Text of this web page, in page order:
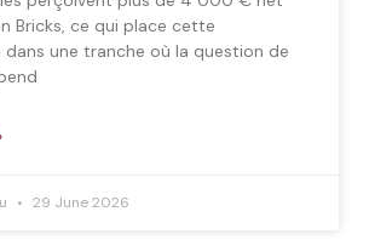
Bricks, ce qui place cette
une tranche où la question de
29 June 2026